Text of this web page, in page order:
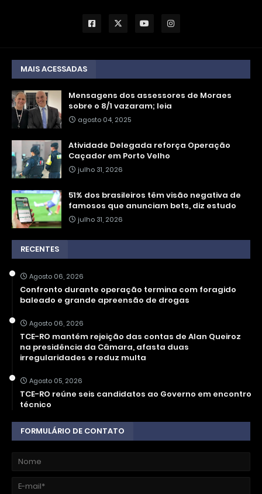
MAIS ACESSADAS
Mensagens dos assessores de Moraes
sobre o 8/1 vazaram; leia
agosto 04, 2025
Atividade Delegada reforça Operação
Caçador em Porto Velho
julho 31, 2026
51% dos brasileiros têm visão negativa de
famosos que anunciam bets, diz estudo
julho 31, 2026
RECENTES
Agosto 06, 2026
Confronto durante operação termina com foragido
baleado e grande apreensão de drogas
Agosto 06, 2026
TCE-RO mantém rejeição das contas de Alan Queiroz
na presidência da Câmara, afasta duas
irregularidades e reduz multa
Agosto 05, 2026
TCE-RO reúne seis candidatos ao Governo em encontro
técnico
FORMULÁRIO DE CONTATO